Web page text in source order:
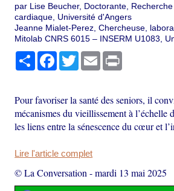
par Lise Beucher, Doctorante,
cardiaque, Université d'Angers
Jeanne Mialet-Perez, Chercheuse,
Mitolab CNRS 6015 – INSERM U1083,
PartagerFacebook
TwitterEmail
Pour favoriser la santé des seniors, il
mécanismes du vieillissement à l’échelle
les liens entre la sénescence du cœur et
Lire l'article complet
© La Conversation -mardi 13 mai 2025